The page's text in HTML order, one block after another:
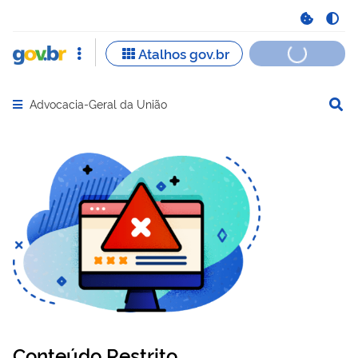
Abrir menu principal de navegação
Advocacia-Geral da União